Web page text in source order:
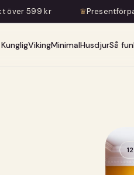
♛Presentförpackning ingår
KungligVikingMinimalHusdjurSå